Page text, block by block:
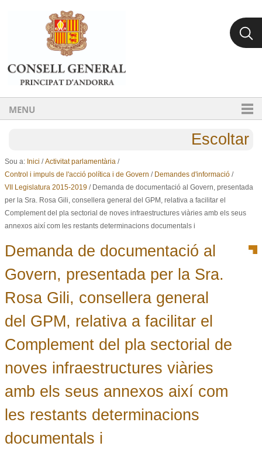
Ves al contingut.
Salta a la navegació
MENU
Escoltar
Sou a: Inici /Activitat parlamentària /
Control i impuls de l'acció política i de Govern / Demandes d'informació /
VII Legislatura 2015-2019 / Demanda de documentació al Govern, presentada
per la Sra. Rosa Gili, consellera general del GPM, relativa a facilitar el
Complement del pla sectorial de noves infraestructures viàries amb els seus
annexos així com les restants determinacions documentals i
Demanda de documentació al
Govern, presentada per la Sra.
Rosa Gili, consellera general
del GPM, relativa a facilitar el
Complement del pla sectorial de
noves infraestructures viàries
amb els seus annexos així com
les restants determinacions
documentals i